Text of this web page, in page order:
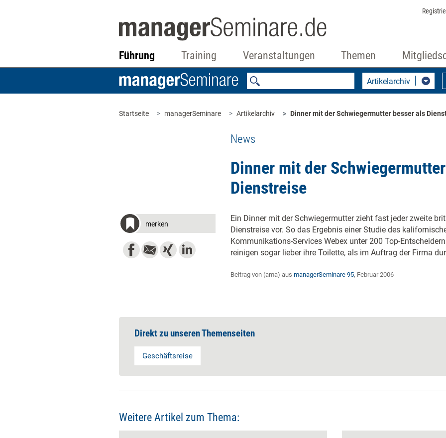
Führung Training Veranstaltungen Themen
Artikelarchiv
Startseite managerSeminare Artikelarchiv Dinner mit der Schwiegermutter besser als
News
Dinner mit der
Dienstreise
merken
Ein Dinner mit der Schwiegermutter zieht fast jeder zweite
Dienstreise vor. So das Ergebnis einer Studie des
Kommunikations-Services Webex unter 200 Top-
reinigen sogar lieber ihre Toilette, als im Auftrag der Firma
Beitrag von (ama) aus managerSeminare 95, Februar 2006
Direkt zu unseren Themenseiten
Geschäftsreise
Weitere Artikel zum Thema: